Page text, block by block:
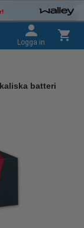
Logga in
batteri